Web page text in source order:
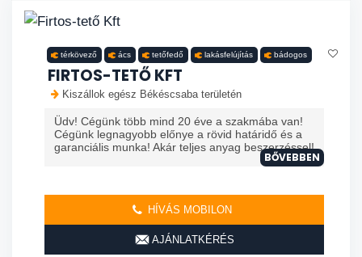
térkövező ács tetőfedő lakásfelújítás bádogos
FIRTOS-TETŐ KFT
Kiszállok egész Békéscsaba területén
Üdv! Cégünk több mind 20 éve a szakmába van!
Cégünk legnagyobb előnye a rövid határidő és a
garanciális munka! Akár teljes anyag beszerzéssel!
BŐVEBBEN
HÍVÁS MOBILON
AJÁNLATKÉRÉS